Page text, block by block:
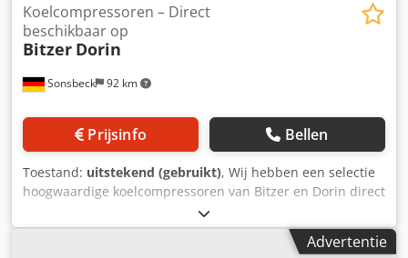
Sonsbeck 92 km
Koelcompressoren – Direct
beschikbaar op
Bitzer Dorin
Prijsinfo Bellen
Toestand: uitstekend (gebruikt), Wij hebben een selectie
hoogwaardige koelcompressoren van Bitzer en Dorin direct
beschikbaar. Ideaal voor industrie, koeling en
airconditioning. Artikel nr.: Kühl 016 Dkedeyx U Hvspfx
Afusr Fabrikant: Bitzer Type: 4JTC-15K-40P Met EMERSON
Advertentie